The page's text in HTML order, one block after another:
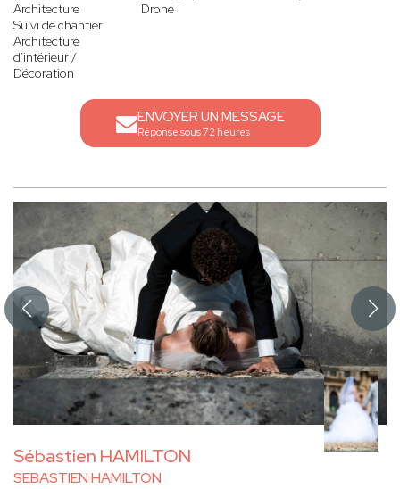
Architecture
Suivi de chantier
Architecture
d'intérieur /
Décoration
Drone
ENVOYER UN MESSAGE
Réponse sous 72 heures
Sébastien HAMILTON
SEBASTIEN HAMILTON